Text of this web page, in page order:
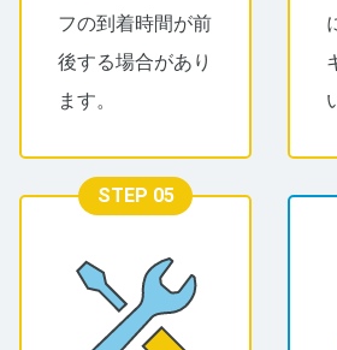
フの到着時間が前
後する場合があり
ます。
STEP 05